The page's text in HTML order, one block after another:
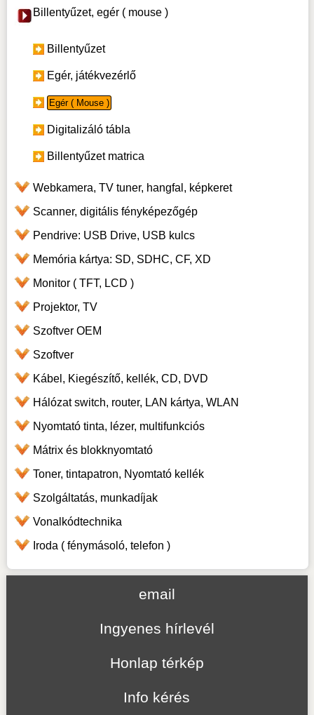
Billentyűzet, egér ( mouse )
Billentyűzet
Egér, játékvezérlő
Egér ( Mouse )
Digitalizáló tábla
Billentyűzet matrica
Webkamera, TV tuner, hangfal, képkeret
Scanner, digitális fényképezőgép
Pendrive: USB Drive, USB kulcs
Memória kártya: SD, SDHC, CF, XD
Monitor ( TFT, LCD )
Projektor, TV
Szoftver OEM
Szoftver
Kábel, Kiegészítő, kellék, CD, DVD
Hálózat switch, router, LAN kártya, WLAN
Nyomtató tinta, lézer, multifunkciós
Mátrix és blokknyomtató
Toner, tintapatron, Nyomtató kellék
Szolgáltatás, munkadíjak
Vonalkódtechnika
Iroda ( fénymásoló, telefon )
email
Ingyenes hírlevél
Honlap térkép
Info kérés